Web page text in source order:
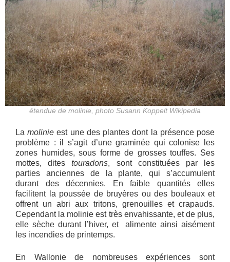
étendue de molinie, photo Susann Koppelt Wikipedia
Lamolinie est une des plantes dont la présence pose
problème : il s’agit d’une graminée qui colonise les
zones humides, sous forme de grosses touffes. Ses
mottes, ditestouradons, sont constituées par les
parties anciennes de la plante, qui s’accumulent
durant des décennies. En faible quantités elles
facilitent la poussée de bruyères ou des bouleaux et
offrent un abri aux tritons, grenouilles et crapauds.
Cependant la molinie est très envahissante, et de plus,
elle sèche durant l’hiver, et alimente ainsi aisément
les incendies de printemps.
En Wallonie de nombreuses expériences sont